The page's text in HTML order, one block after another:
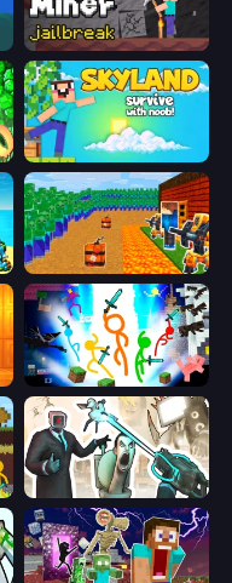
Noob Miner: Escape From Prison
Skyland Survive With Noob!
Noob Tower Defense
Stickman Epic
Skibidi Toilets: Infection